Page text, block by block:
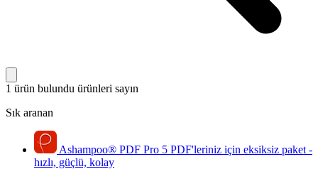
1 ürün bulundu ürünleri sayın
Sık aranan
Ashampoo® PDF Pro 5 PDF'leriniz için eksiksiz paket -
hızlı, güçlü, kolay